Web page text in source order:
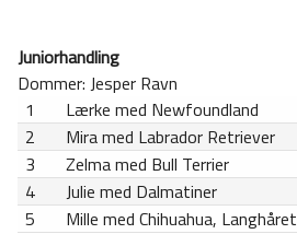
Juniorhandling
Dommer: Jesper Ravn
1
Lærke med Newfoundland
2
Mira med Labrador Retriever
3
Zelma med Bull Terrier
4
Julie med Dalmatiner
5
Mille med Chihuahua, Langhåret